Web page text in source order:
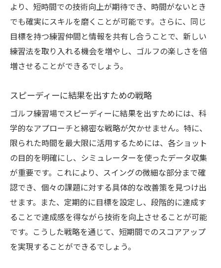
より、短時間での技術向上が期待でき、時間がないとき
でも確実にスキルを磨くことが可能です。さらに、同じ
目標を持つ練習仲間と情報を共有し合うことで、新しい
練習法を取り入れる機会を増やし、ゴルフの楽しさを倍
増させることができるでしょう。
スピーディーに結果を出すための戦略
ゴルフ練習場でスピーディーに結果を出すためには、科
学的なアプローチと綿密な戦略が欠かせません。特に、
限られた時間を最大限に活用するためには、各ショット
の目的を明確にし、シミュレーターを使ったデータ収集
が重要です。これにより、スイングの微細な部分まで確
認でき、個々の課題に対する具体的な改善策を見つけ出
せます。また、定期的に目標を設定し、段階的に達成す
ることで達成感を得ながら技術を向上させることが可能
です。こうした戦略を通じて、短期間でのスコアアップ
を実現することができるでしょう。